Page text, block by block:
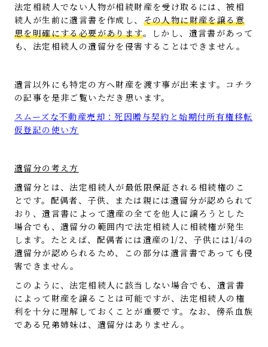
法定相続人でない人物が相続財産を受け取るには、被相
続人が生前に遺言書を作成し、 その人物に財産を譲る意
思を明確にする必要があります。しかし、遺言書があって
も、法定相続人の遺留分を侵害することはできません。
遺言以外にも特定の方へ財産を渡す事が出来ます。コチラ
の記事を是非ご覧いただき思います。
スムーズな不動産売却：死因贈与契約と始期付所有権移転
仮登記の使い方
遺留分の考え方
遺留分とは、法定相続人が最低限保証される相続権のこ
とです。配偶者、子供、または親には遺留分が認められて
おり、遺言書によって遺産の全てを他人に譲ろうとした
場合でも、遺留分の範囲内で法定相続人に相続権が発生
します。たとえば、配偶者には遺産の1/2、子供には1/4の
遺留分が認められるため、この部分は遺言書であっても侵
害できません。
このように、法定相続人に該当しない場合でも、遺言書
によって財産を譲ることは可能ですが、法定相続人の権
利を十分に理解しておくことが重要です。なお、傍系血族
である兄弟姉妹は、遺留分はありません。